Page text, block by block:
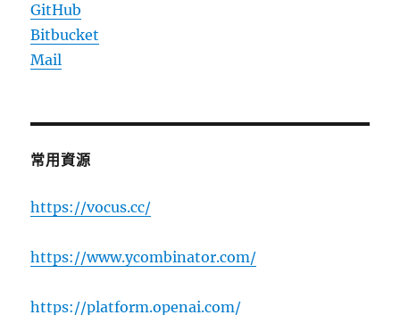
GitHub
Bitbucket
Mail
常用資源
https://vocus.cc/
https://www.ycombinator.com/
https://platform.openai.com/